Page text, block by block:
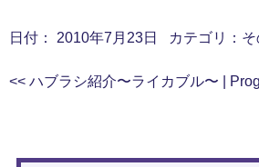
日付： 2010年7月23日 カテゴリ：
<< ハブラシ紹介〜ライカブル〜